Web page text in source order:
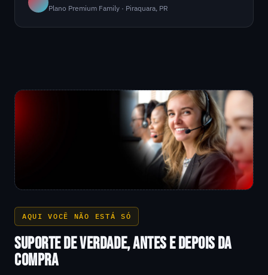
Plano Premium Family · Piraquara, PR
AQUI VOCÊ NÃO ESTÁ SÓ
SUPORTE DE VERDADE, ANTES E DEPOIS DA
COMPRA